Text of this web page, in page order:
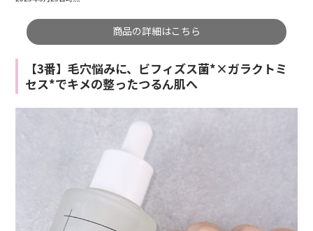
商品の詳細はこちら
【3番】毛穴悩みに、ビフィズス菌*×ガラクトミ
セス*でキメの整ったつるん肌へ